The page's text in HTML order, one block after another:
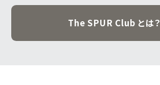
The SPUR Club とは？